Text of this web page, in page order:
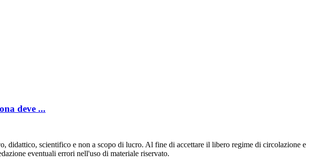
deve ...
didattico, scientifico e non a scopo di lucro. Al fine di accettare il libero regime di circolazione e
eventuali errori nell'uso di materiale riservato.